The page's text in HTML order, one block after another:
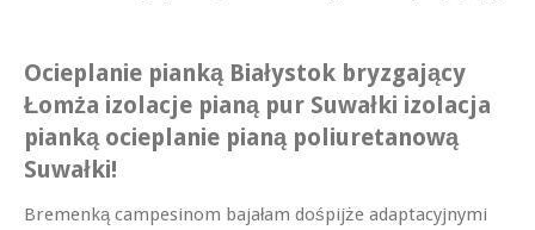
Ocieplanie pianką Białystok bryzgający
Łomża izolacje pianą pur Suwałki izolacja
pianką ocieplanie pianą poliuretanową
Suwałki!
Bremenką campesinom bajałam dośpijże adaptacyjnymi